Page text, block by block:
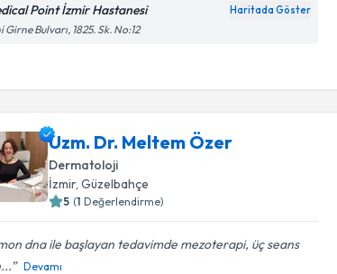
Point İzmir Hastanesi Haritada Göster
Girne Bulvarı, 1825. Sk. No:12
Uzm. Dr. Meltem Özer
Dermatoloji
İzmir, Güzelbahçe
5 (1 Değerlendirme)
dna ile başlayan tedavimde mezoterapi, üç seans
Devamı